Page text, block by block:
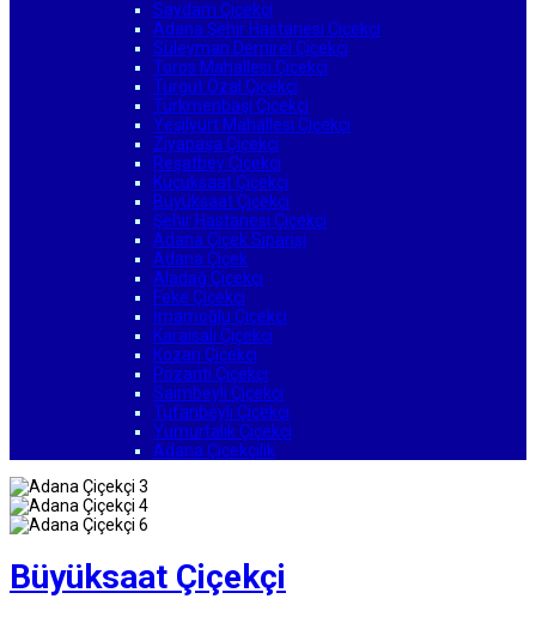
Saydam Çiçekçi
Adana Şehir Hastanesi Çiçekçi
Süleyman Demirel Çiçekçi
Toros Mahallesi Çiçekçi
Turgut Özal Çiçekçi
Türkmenbaşı Çiçekçi
Yeşilyurt Mahallesi Çiçekçi
Ziyapaşa Çiçekçi
Reşatbey Çiçekçi
Küçüksaat Çiçekçi
Büyüksaat Çiçekçi
Şehir Hastanesi Çiçekçi
Adana Çiçek Siparişi
Adana Çiçek
Aladağ Çiçekçi
Feke Çiçekçi
İmamoğlu Çiçekçi
Karaisalı Çiçekçi
Kozan Çiçekçi
Pozantı Çiçekçi
Saimbeyli Çiçekçi
Tufanbeyli Çiçekçi
Yumurtalık Çiçekçi
Adana Çiçekçilik
Büyüksaat Çiçekçi